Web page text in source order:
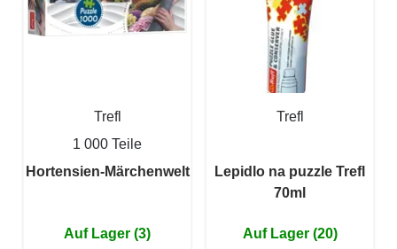
Trefl
1 000 Teile
Hortensien-Märchenwelt
Auf Lager (3)
Trefl
Lepidlo na puzzle Trefl
70ml
Auf Lager (20)